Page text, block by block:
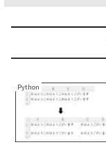
Python